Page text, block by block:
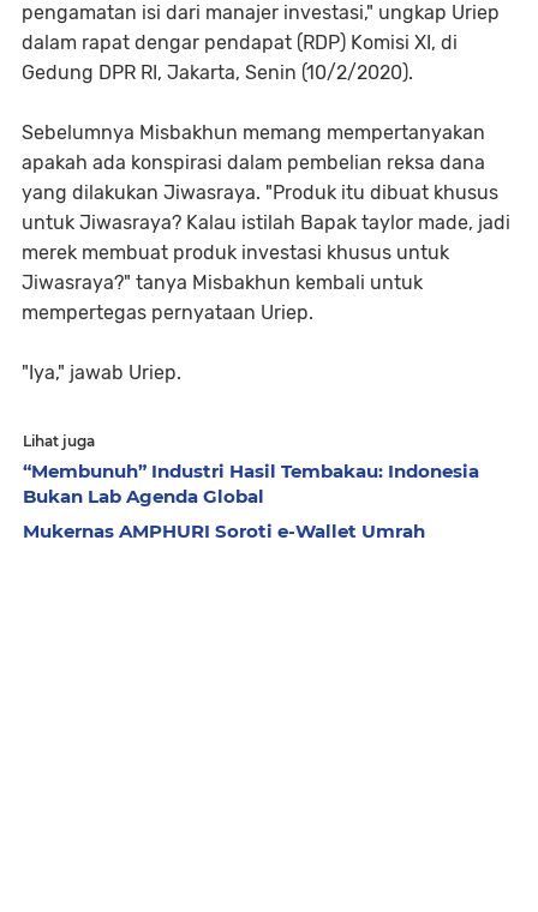
pengamatan isi dari manajer investasi," ungkap Uriep
dalam rapat dengar pendapat (RDP) Komisi XI, di
Gedung DPR RI, Jakarta, Senin (10/2/2020).
Sebelumnya Misbakhun memang mempertanyakan
apakah ada konspirasi dalam pembelian reksa dana
yang dilakukan Jiwasraya. "Produk itu dibuat khusus
untuk Jiwasraya? Kalau istilah Bapak taylor made, jadi
merek membuat produk investasi khusus untuk
Jiwasraya?" tanya Misbakhun kembali untuk
mempertegas pernyataan Uriep.
"Iya," jawab Uriep.
Lihat juga
“Membunuh” Industri Hasil Tembakau: Indonesia
Bukan Lab Agenda Global
Mukernas AMPHURI Soroti e-Wallet Umrah